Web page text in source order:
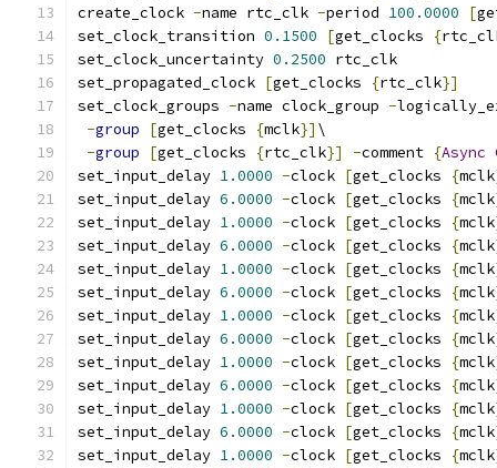
create_clock -name rtc_clk -period 100.0000 [
set_clock_transition 0.1500 [get_clocks {
set_clock_uncertainty 0.2500 rtc_clk
set_propagated_clock [get_clocks {rtc_clk}]
set_clock_groups -name clock_group -
-group [get_clocks {mclk}] \
-group [get_clocks {rtc_clk}] -comment {Async
set_input_delay 1.0000 -clock [get_clocks {mclk
set_input_delay 6.0000 -clock [get_clocks {mclk
set_input_delay 1.0000 -clock [get_clocks {mclk
set_input_delay 6.0000 -clock [get_clocks {mclk
set_input_delay 1.0000 -clock [get_clocks {mclk
set_input_delay 6.0000 -clock [get_clocks {mclk
set_input_delay 1.0000 -clock [get_clocks {mclk
set_input_delay 6.0000 -clock [get_clocks {mclk
set_input_delay 1.0000 -clock [get_clocks {mclk
set_input_delay 6.0000 -clock [get_clocks {mclk
set_input_delay 1.0000 -clock [get_clocks {mclk
set_input_delay 6.0000 -clock [get_clocks {mclk
set_input_delay 1.0000 -clock [get_clocks {mclk